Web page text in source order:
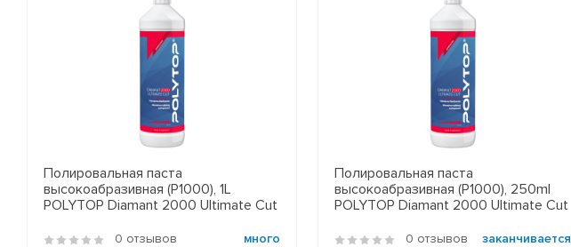
Полировальная паста
высокоабразивная (P1000), 1L
POLYTOP Diamant 2000 Ultimate Cut
0 отзывов много
Полировальная паста
высокоабразивная (P1000), 250ml
POLYTOP Diamant 2000 Ultimate Cut
0 отзывов заканчивается